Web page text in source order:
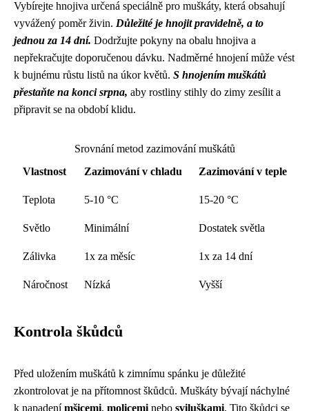
Vybírejte hnojiva určená speciálně pro muškáty, která obsahují
vyvážený poměr živin. Důležité je hnojit pravidelně, a to
jednou za 14 dní. Dodržujte pokyny na obalu hnojiva a
nepřekračujte doporučenou dávku. Nadměrné hnojení může vést
k bujnému růstu listů na úkor květů. S hnojením muškátů
přestaňte na konci srpna, aby rostliny stihly do zimy zesílit a
připravit se na období klidu.
Srovnání metod zazimování muškátů
Vlastnost
Zazimování v chladu Zazimování v teple
Teplota 5-10 °C 15-20 °C
Světlo Minimální Dostatek světla
Zálivka 1x za měsíc 1x za 14 dní
Náročnost Nízká Vyšší
Kontrola škůdců
Před uložením muškátů k zimnímu spánku je důležité
zkontrolovat je na přítomnost škůdců. Muškáty bývají náchylné
k napadenímšicemi, molicemi nebo sviluškami. Tito škůdci se